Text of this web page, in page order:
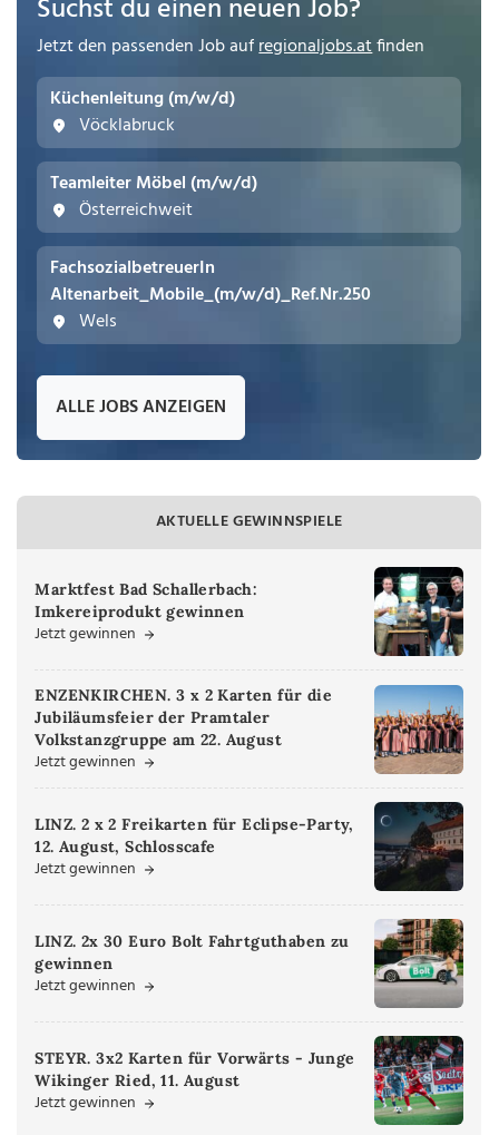
Suchst du einen neuen Job?
Jetzt den passenden Job aufregionaljobs.atfinden
Küchenleitung (m/w/d)
Vöcklabruck
Teamleiter Möbel (m/w/d)
Österreichweit
FachsozialbetreuerIn
Altenarbeit_Mobile_(m/w/d)_Ref.Nr.250
Wels
ALLE JOBS ANZEIGEN
AKTUELLE GEWINNSPIELE
Marktfest Bad Schallerbach:
Imkereiprodukt gewinnen
Jetzt gewinnen
ENZENKIRCHEN. 3 x 2 Karten für die
Jubiläumsfeier der Pramtaler
Volkstanzgruppe am 22. August
Jetzt gewinnen
LINZ. 2 x 2 Freikarten für Eclipse-Party,
12. August, Schlosscafe
Jetzt gewinnen
LINZ. 2x 30 Euro Bolt Fahrtguthaben zu
gewinnen
Jetzt gewinnen
STEYR. 3x2 Karten für Vorwärts - Junge
Wikinger Ried, 11. August
Jetzt gewinnen